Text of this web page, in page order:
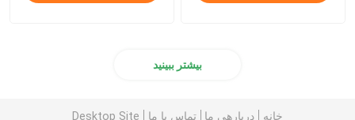
بیشتر ببینید
خانه دربارهی ما تماس با ما Desktop Site